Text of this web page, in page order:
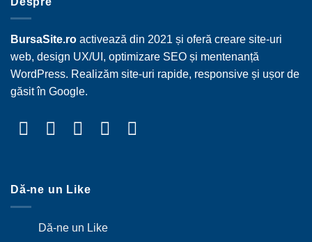
BursaSite.ro activează din 2021 și oferă creare site-uri
web, design UX/UI, optimizare SEO și mentenanță
WordPress. Realizăm site-uri rapide, responsive și ușor de
găsit în Google.
Dă-ne un Like
Dă-ne un Like